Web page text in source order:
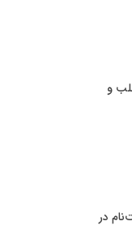
و
علاوه بر این، برای ثبت‌نام در